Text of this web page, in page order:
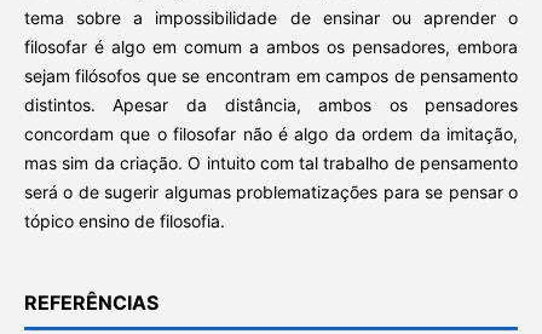
tema sobre a impossibilidade de ensinar ou aprender o
filosofar é algo em comum a ambos os pensadores, embora
sejam filósofos que se encontram em campos de pensamento
distintos. Apesar da distância, ambos os pensadores
concordam que o filosofar não é algo da ordem da imitação,
mas sim da criação. O intuito com tal trabalho de pensamento
será o de sugerir algumas problematizações para se pensar o
tópico ensino de filosofia.
REFERÊNCIAS